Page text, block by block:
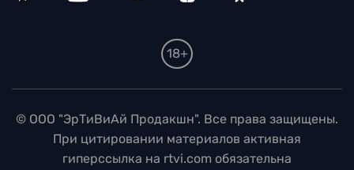
18+
© ООО "ЭрТиВиАй Продакшн". Все права защищены.
При цитировании материалов активная
гиперссылка на rtvi.com обязательна